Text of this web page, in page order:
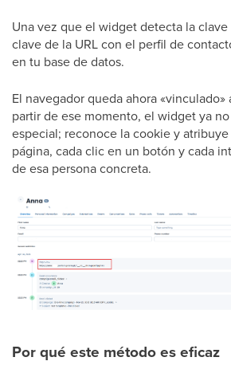
Una vez que el widget detecta la
clave de la URL con el perfil de
en tu base de datos.
El navegador queda ahora
partir de ese momento, el widget ya
especial; reconoce la cookie y
página, cada clic en un botón y cada
de esa persona concreta.
Por qué este método es eficaz